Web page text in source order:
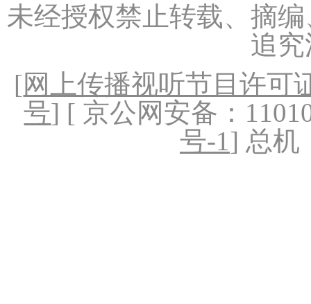
未经授权禁止转载、摘
追
[网上传播视听节目许可
号] [ 京公网安备：
号-1] 总机